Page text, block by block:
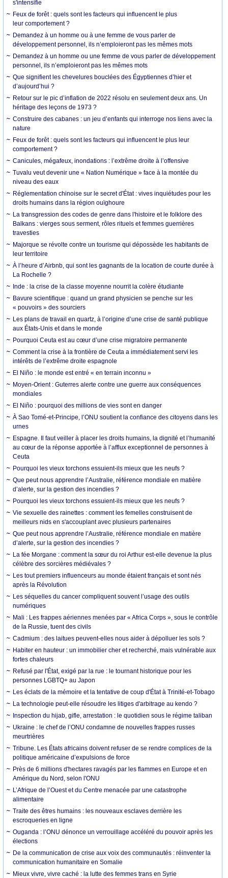
s'intensifie
Feux de forêt : quels sont les facteurs qui influencent le plus
leur comportement ?
Demandez à un homme ou à une femme de vous parler de
développement personnel, ils n’emploieront pas les mêmes mots
Demandez à un homme ou une femme de vous parler de développement
personnel, ils n’emploieront pas les mêmes mots
Que signifient les chevelures bouclées des Égyptiennes d’hier et
d’aujourd’hui ?
Retour sur le pic d’inflation de 2022 résolu en seulement deux ans. Un
héritage des leçons de 1973 ?
Construire des cabanes : un jeu d’enfants qui interroge nos liens avec la
nature
Feux de forêt : quels sont les facteurs qui influencent le plus leur
comportement ?
Canicules, mégafeux, inondations : l’extrême droite à l’offensive
Tuvalu veut devenir une « Nation Numérique » face à la montée du
niveau des eaux
Réglementation chinoise sur le secret d'État : vives inquiétudes pour les
droits humains dans la région ouïghoure
La transgression des codes de genre dans l'histoire et le folklore des
Balkans : vierges sous serment, rôles rituels et femmes guerrières
travesties
Majorque se révolte contre un tourisme qui dépossède les habitants de
leur territoire
À l’heure d’Airbnb, qui sont les gagnants de la location de courte durée à
La Rochelle ?
Inde : la crise de la classe moyenne nourrit la colère étudiante
Bavure scientifique : quand un grand physicien se penche sur les
« pouvoirs » des sourciers
Les plans de travail en quartz, à l’origine d’une crise de santé publique
aux États-Unis et dans le monde
Pourquoi Ceuta est au cœur d’une crise migratoire permanente
Comment la crise à la frontière de Ceuta a immédiatement servi les
intérêts de l’extrême droite espagnole
El Niño : le monde est entré « en terrain inconnu »
Moyen-Orient : Guterres alerte contre une guerre aux conséquences
mondiales
El Niño : pourquoi des millions de vies sont en danger
À Sao Tomé-et-Principe, l’ONU soutient la confiance des citoyens dans les
urnes
Espagne. Il faut veiller à placer les droits humains, la dignité et l’humanité
au cœur de la réponse apportée à l’afflux exceptionnel de personnes à
Ceuta
Pourquoi les vieux torchons essuient-ils mieux que les neufs ?
Que peut nous apprendre l’Australie, référence mondiale en matière
d’alerte, sur la gestion des incendies ?
Pourquoi les vieux torchons essuient-ils mieux que les neufs ?
Vie sexuelle des rainettes : comment les femelles construisent de
meilleurs nids en s'accouplant avec plusieurs partenaires
Que peut nous apprendre l’Australie, référence mondiale en matière
d’alerte, sur la gestion des incendies ?
La fée Morgane : comment la sœur du roi Arthur est-elle devenue la plus
célèbre des sorcières médiévales ?
Les tout premiers influenceurs au monde étaient français et sont nés
après la Révolution
Les séquelles du cancer compliquent souvent l’usage des outils
numériques
Mali : Les frappes aériennes menées par « Africa Corps », sous le contrôle
de la Russie, tuent des civils
Cadmium : des laitues peuvent-elles nous aider à dépolluer les sols ?
Habiter en hauteur : un immobilier cher et recherché, mais vulnérable aux
fortes chaleurs
Refusé par l'État, exigé par la rue : le tournant historique pour les
personnes LGBTQ+ au Japon
Les éclats de la mémoire et la tentative de coup d'État à Trinité-et-Tobago
La technologie peut-elle résoudre les litiges d'arbitrage au kendo ?
Inspection du hijab, gifle, arrestation : le quotidien sous le régime taliban
Ukraine : le chef de l’ONU condamne de nouvelles frappes russes
meurtrières
Tribune. Les États africains doivent refuser de se rendre complices de la
politique américaine d’expulsions de force
Près de 6 millions d'hectares ravagés par les flammes en Europe et en
Amérique du Nord, selon l'ONU
L’Afrique de l’Ouest et du Centre menacée par une catastrophe
alimentaire
Traite des êtres humains : les nouveaux esclaves derrière les
escroqueries en ligne
Ouganda : l’ONU dénonce un verrouillage accéléré du pouvoir après les
élections
De la communication de crise aux voix des communautés : réinventer la
communication humanitaire en Somalie
Mieux vivre, vivre caché : la lutte des femmes trans en Syrie